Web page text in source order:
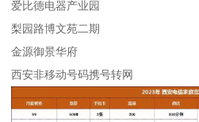
爱比德电器产业园
梨园路博文苑二期
金源御景华府
西安非移动号码携号转网